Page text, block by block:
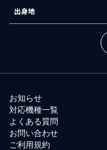
出身地
お知らせ
対応機種一覧
よくある質問
お問い合わせ
ご利用規約